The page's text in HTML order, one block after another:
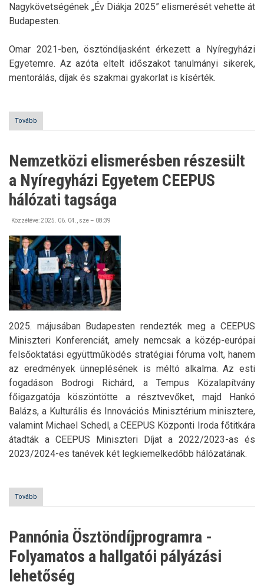
Nagykövetségének „Év Diákja 2025” elismerését vehette át
Budapesten.
Omar 2021-ben, ösztöndíjasként érkezett a Nyíregyházi
Egyetemre. Az azóta eltelt időszakot tanulmányi sikerek,
mentorálás, díjak és szakmai gyakorlat is kísérték.
Tovább
Év
Rangos
kapott
Nyíregyházi
külföldi
Nemzetközi elismerésben részesült
a Nyíregyházi Egyetem CEEPUS
hálózati tagsága
Közzétéve:2025. 06. 04., sze – 08:39
2025. májusában Budapesten rendezték meg a CEEPUS
Miniszteri Konferenciát, amely nemcsak a közép-európai
felsőoktatási együttműködés stratégiai fóruma volt, hanem
az eredmények ünneplésének is méltó alkalma. Az esti
fogadáson Bodrogi Richárd, a Tempus Közalapítvány
főigazgatója köszöntötte a résztvevőket, majd Hankó
Balázs, a Kulturális és Innovációs Minisztérium minisztere,
valamint Michael Schedl, a CEEPUS Központi Iroda főtitkára
átadták a CEEPUS Miniszteri Díjat a 2022/2023-as és
2023/2024-es tanévek két legkiemelkedőbb hálózatának.
Tovább
elismerésben
Nyíregyházi
CEEPUS
tagsága)
Pannónia Ösztöndíjprogramra -
Folyamatos a hallgatói pályázási
lehetőség